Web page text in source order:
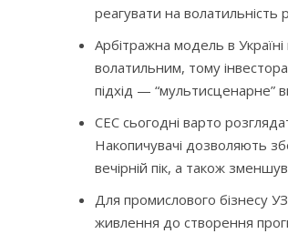
реагувати на волатильність
Арбітражна модель в
волатильним, тому
підхід — “мультисценарне”
СЕС сьогодні варто
Накопичувачі дозволяють
вечірній пік, а також
Для промислового бізнесу
живлення до створення